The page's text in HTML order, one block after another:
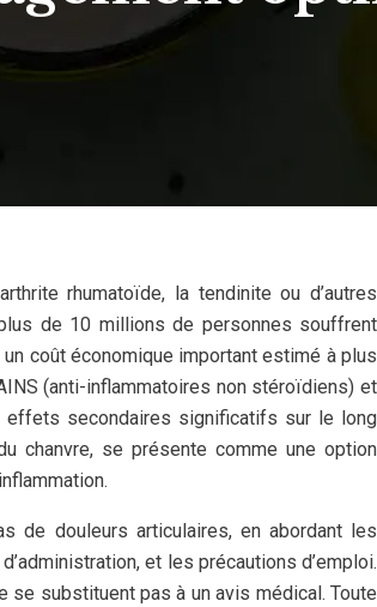
de 10 millions de personnes souffrent
coût économique important estimé à plus
(anti-inflammatoires non stéroïdiens) et
effets secondaires significatifs sur le long
chanvre, se présente comme une option
de douleurs articulaires, en abordant les
et les précautions d’emploi.
se substituent pas à un avis médical. Toute